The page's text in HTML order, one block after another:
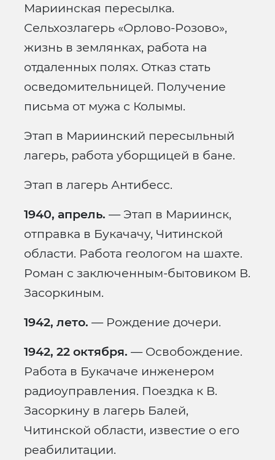
Мариинская пересылка.
Сельхозлагерь «Орлово-Розово»,
жизнь в землянках, работа на
отдаленных полях. Отказ стать
осведомительницей. Получение
письма от мужа с Колымы.
Этап в Мариинский пересыльный
лагерь, работа уборщицей в бане.
Этап в лагерь Антибесс.
1940, апрель. — Этап в Мариинск,
отправка в Букачачу, Читинской
области. Работа геологом на шахте.
Роман с заключенным-бытовиком В.
Засоркиным.
1942, лето. — Рождение дочери.
1942, 22 октября. — Освобождение.
Работа в Букачаче инженером
радиоуправления. Поездка к В.
Засоркину в лагерь Балей,
Читинской области, известие о его
реабилитации.